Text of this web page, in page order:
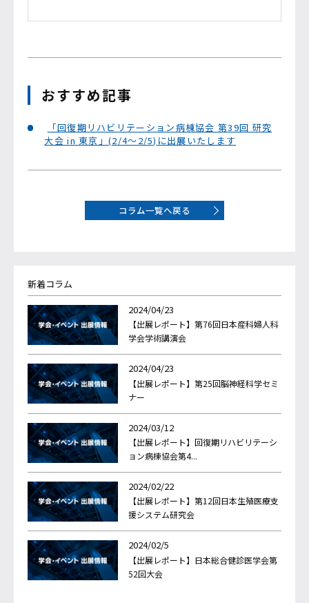
おすすめ記事
「回復期リハビリテーション病棟協会 第39回 研究
大会 in 東京」(2/4～2/5)に出展いたします
コラム一覧へ戻る
新着コラム
2024/04/23
【出展レポート】第76回日本産科婦人科
学会学術講演会
2024/04/23
【出展レポート】第25回脳神経科学セミ
ナー
2024/03/12
【出展レポート】回復期リハビリテーシ
ョン病棟協会第4...
2024/02/22
【出展レポート】第12回日本生殖医療支
援システム研究会
2024/02/5
【出展レポート】日本総合健診医学会第
52回大会